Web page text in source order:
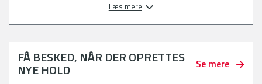
Læs mere
FÅ BESKED, NÅR DER OPRETTES
NYE HOLD Se mere